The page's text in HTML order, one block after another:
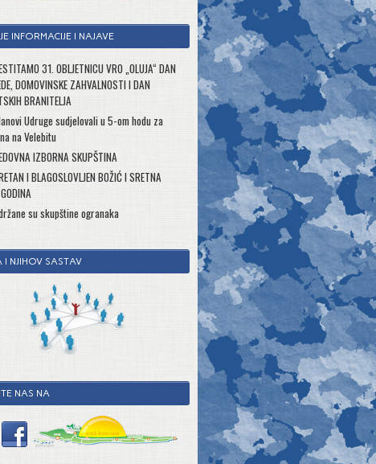
INFORMACIJE I NAJAVE
31. OBLJETNICU VRO „OLUJA“ DAN
DOMOVINSKE ZAHVALNOSTI I DAN
BRANITELJA
Udruge sudjelovali u 5-om hodu za
na Velebitu
IZBORNA SKUPŠTINA
I BLAGOSLOVLJEN BOŽIĆ I SRETNA
su skupštine ogranaka
I NJIHOV SASTAV
NAS NA